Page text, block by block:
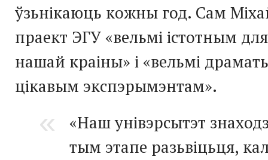
ўзьнікаюць кожны год. Сам
праект ЭГУ «вельмі істотным
нашай краіны» і «вельмі
цікавым экспэрымэнтам».
«Наш унівэрсытэт
тым этапе разьвіцьця,